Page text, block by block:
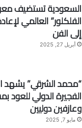
السعودية تستضيف
الفلكلور” العالمي
إلى الفن
أبريل 27, 2025
“محمد الشرقي” يشهد
الفجيرة الدولي للعود
وعازفين دوليين
مايو 7, 2025